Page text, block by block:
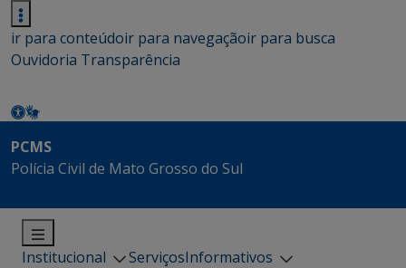
ir para conteúdoir para navegaçãoir para busca
Ouvidoria Transparência
PCMS
Polícia Civil de Mato Grosso do Sul
Institucional ServiçosInformativos